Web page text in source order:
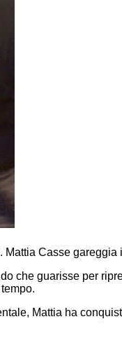
Casse
che guarisse per
Mattia ha